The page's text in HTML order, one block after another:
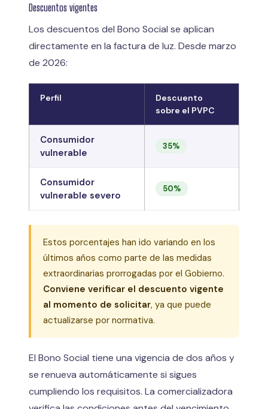
Descuentos vigentes
Los descuentos del Bono Social se aplican
directamente en la factura de luz. Desde marzo
de 2026:
Perfil
Descuento
sobre el PVPC
Consumidor
vulnerable
35%
Consumidor
vulnerable severo
50%
Estos porcentajes han ido variando en los
últimos años como parte de las medidas
extraordinarias prorrogadas por el Gobierno.
Conviene verificar el descuento vigente
al momento de solicitar, ya que puede
actualizarse por normativa.
El Bono Social tiene una vigencia de dos años y
se renueva automáticamente si sigues
cumpliendo los requisitos. La comercializadora